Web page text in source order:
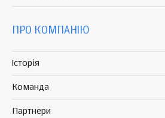
ПРО КОМПАНІЮ
Історія
Команда
Партнери